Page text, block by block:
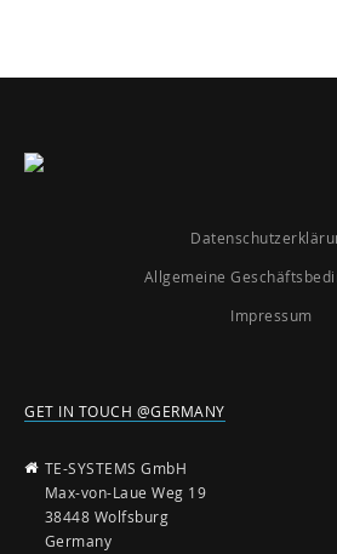
Allgemeine
Impressum
GET IN TOUCH @GERMANY
TE-SYSTEMS GmbH
Max-von-Laue Weg 19
38448 Wolfsburg
Germany